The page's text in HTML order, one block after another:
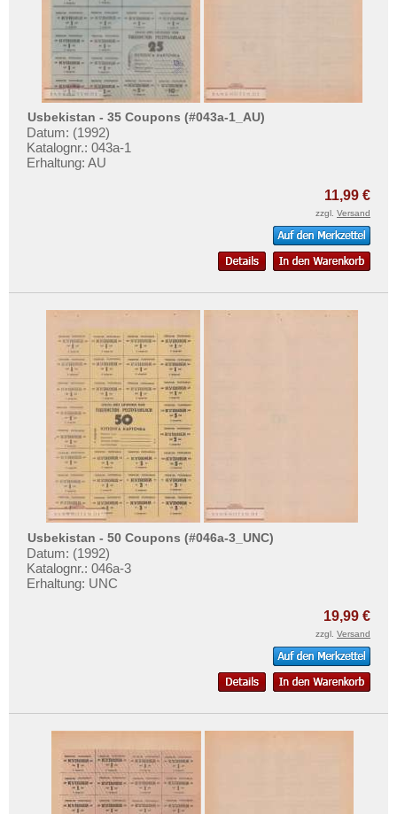
Testbanknoten
Banknotenbriefe
Kataloge
Aufbewahrung
Gutscheine
Ihre Bewertungen
Erhaltungsgrade
Gratisbanknoten
FAQ
Mehr über...
Zahlungsbedingungen
Privatsphäre und Datenschutz
Widerrufsbelehrung
Liefer- und Versandkosten
AGB
Impressum
Usbekistan - 35 Coupons (#043a-1_AU)
Datum: (1992)
Katalognr.: 043a-1
Erhaltung: AU
11,99 €
zzgl. Versand
Usbekistan - 50 Coupons (#046a-3_UNC)
Datum: (1992)
Katalognr.: 046a-3
Erhaltung: UNC
19,99 €
zzgl. Versand